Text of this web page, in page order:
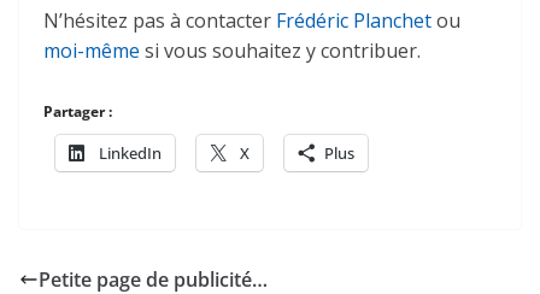
N’hésitez pas à contacter Frédéric Planchetou
moi-même si vous souhaitez y contribuer.
Partager :
LinkedIn X Plus
Petite page de publicité…